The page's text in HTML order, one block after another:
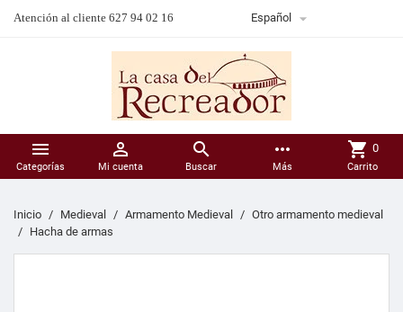
Atención al cliente 627 94 02 16 Español 

Categorías

Mi cuenta

Buscar
more_horiz
Más
shopping_cart 0
Carrito
Inicio Medieval Armamento Medieval
Otro armamento medieval
Hacha de armas